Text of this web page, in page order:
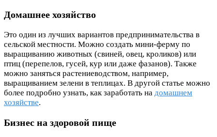
Домашнее хозяйство
Это один из лучших вариантов предпринимательства в
сельской местности. Можно создать мини-ферму по
выращиванию животных (свиней, овец, кроликов) или
птиц (перепелов, гусей, кур или даже фазанов). Также
можно заняться растениеводством, например,
выращиванием зелени в теплицах. В другой статье можно
более подробно узнать, как заработать на домашнем
хозяйстве.
Бизнес на здоровой пище